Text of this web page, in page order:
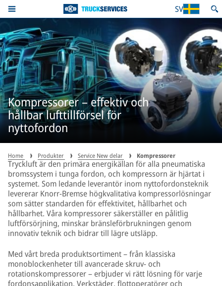
SV
Kompressorer – effektiv och
hållbar lufttillförsel för
nyttofordon
Home Produkter Service New delar Kompressorer
Tryckluft är den primära energikällan för alla pneumatiska
bromssystem i tunga fordon, och kompressorn är hjärtat i
systemet. Som ledande leverantör inom nyttofordonsteknik
levererar Knorr-Bremse högkvalitativa kompressorlösningar
som sätter standarden för effektivitet, hållbarhet och
hållbarhet. Våra kompressorer säkerställer en pålitlig
luftförsörjning, minskar bränsleförbrukningen genom
innovativ teknik och bidrar till lägre utsläpp.
Med vårt breda produktsortiment – från klassiska
monoblockenheter till avancerade skruv- och
rotationskompressorer – erbjuder vi rätt lösning för varje
fordonsapplikation. Verkstäder, flottoperatörer och